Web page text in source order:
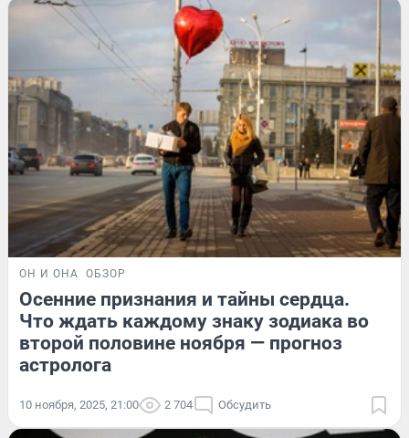
ОН И ОНА ОБЗОР
Осенние признания и тайны сердца.
Что ждать каждому знаку зодиака во
второй половине ноября — прогноз
астролога
10 ноября, 2025, 21:00 2 704 Обсудить